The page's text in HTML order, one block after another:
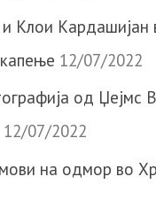
Клои Кардашијан
12/07/2022
од Џејмс
12/07/2022
на одмор во